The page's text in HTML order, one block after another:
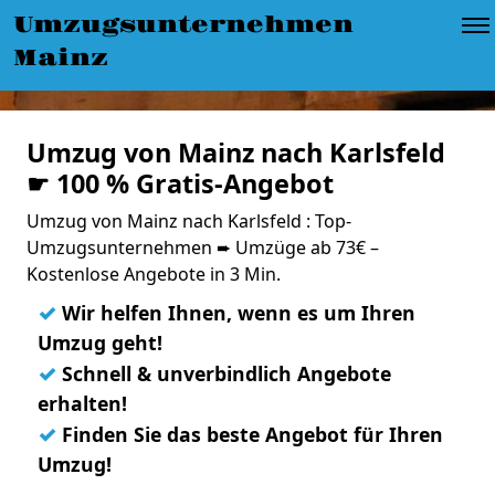
Umzugsunternehmen
Mainz
Umzug von Mainz nach Karlsfeld
☛ 100 % Gratis-Angebot
Umzug von Mainz nach Karlsfeld : Top-
Umzugsunternehmen ➨ Umzüge ab 73€ –
Kostenlose Angebote in 3 Min.
✓ Wir helfen Ihnen, wenn es um Ihren
Umzug geht!
✓ Schnell & unverbindlich Angebote
erhalten!
✓ Finden Sie das beste Angebot für Ihren
Umzug!